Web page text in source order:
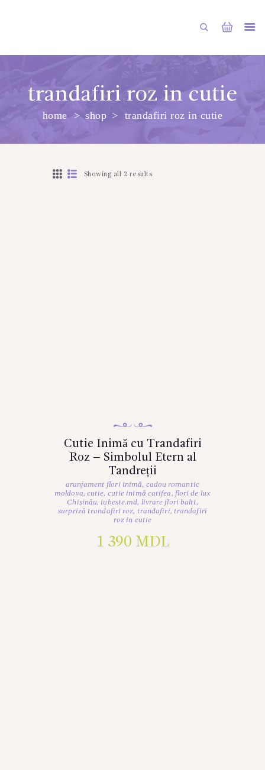
trandafiri roz in cutie
home shop trandafiri roz in cutie
ГЛАВНАЯ
МАГАЗИН
Showing all 2 results
Cutie Inimă cu Trandafiri
Roz – Simbolul Etern al
Tandreții
aranjament flori inimă, cadou romantic
moldova, cutie, cutie inimă catifea, flori de lux
Chișinău, iubeste.md, livrare flori balti,
surpriză trandafiri roz, trandafiri, trandafiri
roz in cutie
1 390 MDL